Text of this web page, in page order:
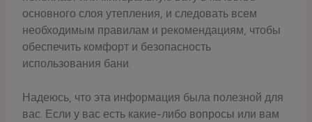
основного слоя утепления, и следовать всем
необходимым правилам и рекомендациям, чтобы
обеспечить комфорт и безопасность
использования бани.
Надеюсь, что эта информация была полезной для
вас. Если у вас есть какие-либо вопросы или вам